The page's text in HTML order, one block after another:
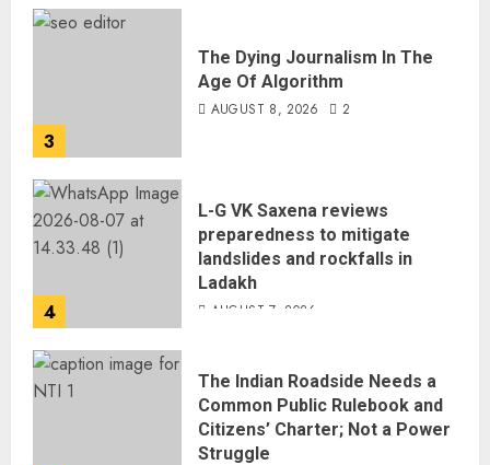
3
The Dying Journalism In The
Age Of Algorithm
AUGUST 8, 2026 2
4
L-G VK Saxena reviews
preparedness to mitigate
landslides and rockfalls in
Ladakh
AUGUST 7, 2026
The Indian Roadside Needs a
Common Public Rulebook and
Citizens’ Charter; Not a Power
Struggle